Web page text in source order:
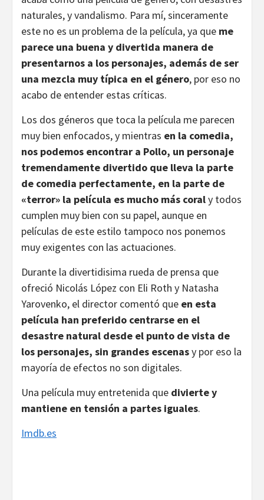
naturales, y vandalismo. Para mí, sinceramente
este no es un problema de la película, ya que me
parece una buena y divertida manera de
presentarnos a los personajes, además de ser
una mezcla muy típica en el género, por eso no
acabo de entender estas críticas.
Los dos géneros que toca la película me parecen
muy bien enfocados, y mientras en la comedia,
nos podemos encontrar a Pollo, un personaje
tremendamente divertido que lleva la parte
de comedia perfectamente, en la parte de
«terror» la película es mucho más coraly todos
cumplen muy bien con su papel, aunque en
películas de este estilo tampoco nos ponemos
muy exigentes con las actuaciones.
Durante la divertidisima rueda de prensa que
ofreció Nicolás López con Eli Roth y Natasha
Yarovenko, el director comentó que en esta
película han preferido centrarse en el
desastre natural desde el punto de vista de
los personajes, sin grandes escenasy por eso la
mayoría de efectos no son digitales.
Una película muy entretenida que divierte y
mantiene en tensión a partes iguales.
Imdb.es